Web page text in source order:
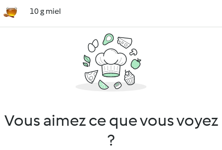
10 g miel
Vous aimez ce que vous voyez
?